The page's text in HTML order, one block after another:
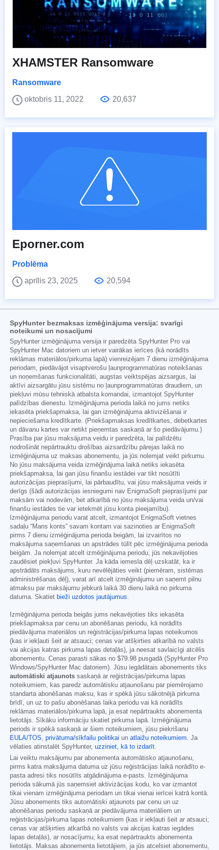
XHAMSTER Ransomware
Ransomware
oktobris 11, 2022
20,637
Eporner.com
Problēma
aprīlis 23, 2025
20,594
SpyHunter bezmaksas izmēģinājuma versija: svarīgi
noteikumi un nosacījumi
SpyHunter izmēģinājuma versija ir paredzēta SpyHunter Pro vai
SpyHunter Mac datoriem un ietver vairākas ierīces (kā norādīts
reklāmas materiālos/pirkuma lapā) vienreizējam 7 dienu izmēģinājuma
periodam, piedāvājot visaptverošu ļaunprogrammatūras noteikšanas
un noņemšanas funkcionalitāti, augstas veiktspējas aizsargus, lai
aktīvi aizsargātu jūsu sistēmu no ļaunprogrammatūras draudiem, un
piekļuvi mūsu tehniskā atbalsta komandai, izmantojot SpyHunter
palīdzības dienestu. Izmēģinājuma perioda laikā no jums netiks
iekasēta priekšapmaksa, lai gan izmēģinājuma aktivizēšanai ir
nepieciešama kredītkarte. (Priekšapmaksas kredītkartes, debetkartes
un dāvanu kartes var netikt pieņemtas saskaņā ar šo piedāvājumu.)
Prasība par jūsu maksājuma veidu ir paredzēta, lai palīdzētu
nodrošināt nepārtrauktu drošības aizsardzību pārejas laikā no
izmēģinājuma uz maksas abonementu, ja jūs nolemjat veikt pirkumu.
No jūsu maksājuma veida izmēģinājuma laikā netiks iekasēta
priekšapmaksa, lai gan jūsu finanšu iestādei var tikt nosūtīti
autorizācijas pieprasījumi, lai pārbaudītu, vai jūsu maksājuma veids ir
derīgs (šādi autorizācijas iesniegumi nav EnigmaSoft pieprasījumi par
maksām vai nodevām, bet atkarībā no jūsu maksājuma veida un/vai
finanšu iestādes tie var ietekmēt jūsu konta pieejamību).
Izmēģinājuma periodu varat atcelt, izmantojot EnigmaSoft vietnes
sadaļu “Mans konts” savam kontam vai sazinoties ar EnigmaSoft
pirms 7 dienu izmēģinājuma perioda beigām, lai izvairītos no
maksājuma saņemšanas un apstrādes tūlīt pēc izmēģinājuma perioda
beigām. Ja nolemjat atcelt izmēģinājuma periodu, jūs nekavējoties
zaudēsiet piekļuvi SpyHunter. Ja kāda iemesla dēļ uzskatāt, ka ir
apstrādāts maksājums, kuru nevēlējāties veikt (piemēram, sistēmas
administrēšanas dēļ), varat arī atcelt izmēģinājumu un saņemt pilnu
atmaksu par maksājumu jebkurā laikā 30 dienu laikā no pirkuma
datuma. Skatiet bieži uzdotos jautājumus
Izmēģinājuma perioda beigās jums nekavējoties tiks iekasēta
priekšapmaksa par cenu un abonēšanas periodu, kā norādīts
piedāvājuma materiālos un reģistrācijas/pirkuma lapas noteikumos
(kas ir iekļauti šeit ar atsauci; cenas var atšķirties atkarībā no valsts
vai akcijas katras pirkuma lapas detaļās), ja neesat savlaicīgi atcēlis
abonementu. Cenas parasti sākas no $79.98 pusgadā (SpyHunter Pro
Windows/SpyHunter Mac datoriem). Jūsu iegādātais abonements tiks
automātiski atjaunots saskaņā ar reģistrācijas/pirkuma lapas
noteikumiem, kas paredz automātisku atjaunošanu par piemērojamo
standarta abonēšanas maksu, kas ir spēkā jūsu sākotnējā pirkuma
brīdī, un uz to pašu abonēšanas laika periodu vai kā norādīts
reklāmas materiālos/pirkuma lapā, ja esat nepārtraukts abonementa
lietotājs. Sīkāku informāciju skatiet pirkuma lapā. Izmēģinājuma
periods ir spēkā saskaņā ar šiem noteikumiem, jūsu piekrišanu
EULA/TOS
privātuma/sīkfailu politikai un atlaižu noteikumiem . Ja
vēlaties atinstalēt SpyHunter, uzziniet, kā to izdarīt
Lai veiktu maksājumu par abonementa automātisko atjaunošanu,
pirms katra maksājuma datuma uz jūsu reģistrācijas laikā norādīto e-
pasta adresi tiks nosūtīts atgādinājuma e-pasts. Izmēģinājuma
perioda sākumā jūs saņemsiet aktivizācijas kodu, ko var izmantot
tikai vienam izmēģinājuma periodam un tikai vienai ierīcei katrā kontā.
Jūsu abonements tiks automātiski atjaunots par cenu un uz
abonēšanas periodu saskaņā ar piedāvājuma materiāliem un
reģistrācijas/pirkuma lapas noteikumiem (kas ir iekļauti šeit ar atsauci;
cenas var atšķirties atkarībā no valsts vai akcijas katras iegādes
lapas detaļās), ar nosacījumu, ka esat nepārtraukts abonementa
lietotājs. Maksas abonementa lietotājiem, ja jūs atcelsiet abonementu,